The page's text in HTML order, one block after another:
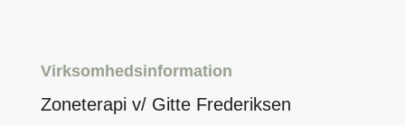
Virksomhedsinformation
Zoneterapi v/ Gitte Frederiksen